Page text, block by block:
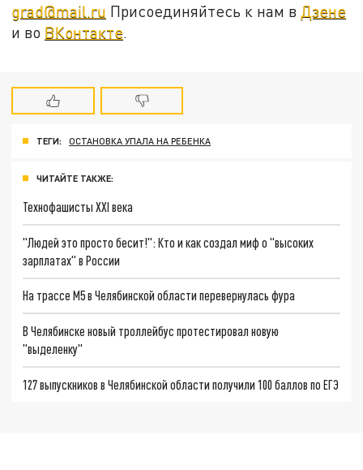
grad@mail.ru Присоединяйтесь к нам в Дзене
и во ВКонтакте.
ТЕГИ: ОСТАНОВКА УПАЛА НА РЕБЕНКА
ЧИТАЙТЕ ТАКЖЕ:
Технофашисты XXI века
"Людей это просто бесит!": Кто и как создал миф о "высоких
зарплатах" в России
На трассе М5 в Челябинской области перевернулась фура
В Челябинске новый троллейбус протестировал новую
"выделенку"
127 выпускников в Челябинской области получили 100 баллов по ЕГЭ